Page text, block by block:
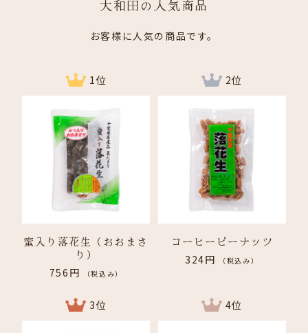
大和田の人気商品
お客様に人気の商品です。
1位
蜜入り落花生（おおまさ
り）
756円 （税込み）
2位
コーヒーピーナッツ
324円 （税込み）
3位 4位